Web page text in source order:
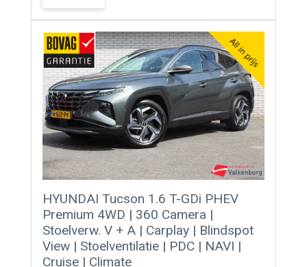
HYUNDAI Tucson 1.6 T-GDi PHEV
Premium 4WD | 360 Camera |
Stoelverw. V + A | Carplay | Blindspot
View | Stoelventilatie | PDC | NAVI |
Cruise | Climate